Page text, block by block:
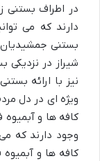
در اطراف بستنی
دارند که می
بستنی
شیراز در
نیز با ارائه
ویژه ای در دل
کافه ها و
وجود دارند که
کافه ها و